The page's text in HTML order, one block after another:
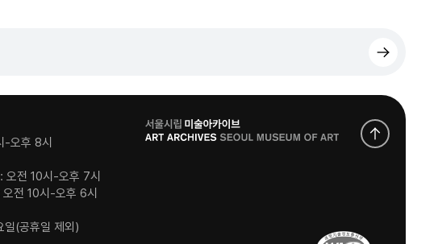
-오후 8시
전 10시-오후 7시
전 10시-오후 6시
일(공휴일 제외)
로
고